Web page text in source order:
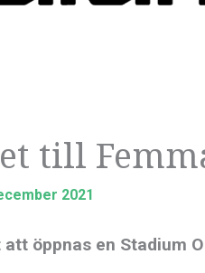
till
2021
öppnas en Stadium